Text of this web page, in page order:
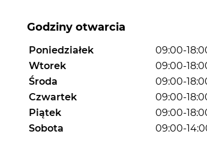
Godziny otwarcia
Poniedziałek
09:00-
Wtorek
09:00-
Środa
09:00-
Czwartek
09:00-
Piątek
09:00-
Sobota
09:00-